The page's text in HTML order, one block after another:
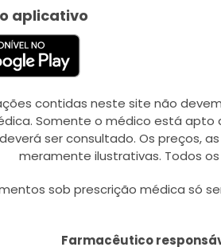
(9)
FEMME (2)
(4)
(3)
HEALTHCARE (1)
(13)
DA SEDA (1)
EXTRATUS (46)
aplicativo
contidas neste site não
Somente o médico está apto
ser consultado. Os preços,
meramente ilustrativas. Todos
sob prescrição médica só
Farmacêutico